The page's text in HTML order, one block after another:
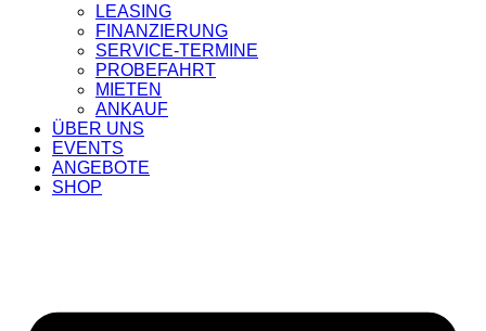
LEASING
FINANZIERUNG
SERVICE-TERMINE
PROBEFAHRT
MIETEN
ANKAUF
ÜBER UNS
EVENTS
ANGEBOTE
SHOP